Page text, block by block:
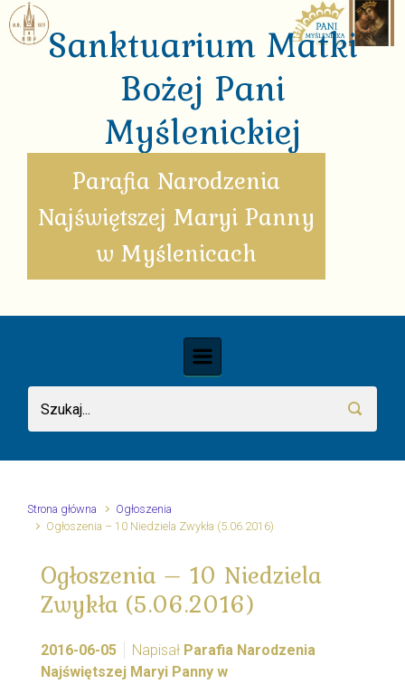
Skip to main content
Sanktuarium Matki
Bożej Pani
Myślenickiej
Parafia Narodzenia
Najświętszej Maryi Panny
w Myślenicach
Strona główna
Ogłoszenia
Ogłoszenia – 10 Niedziela Zwykła (5.06.2016)
Ogłoszenia – 10 Niedziela
Zwykła (5.06.2016)
2016-06-05 Napisał Parafia Narodzenia
Najświętszej Maryi Panny w